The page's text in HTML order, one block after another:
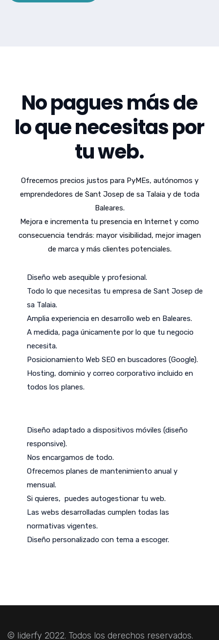
No pagues más de
lo que necesitas por
tu web.
Ofrecemos precios justos para PyMEs, autónomos y
emprendedores de Sant Josep de sa Talaia y de toda
Baleares.
Mejora e incrementa tu presencia en Internet y como
consecuencia tendrás: mayor visibilidad, mejor imagen
de marca y más clientes potenciales.
Diseño web asequible y profesional.
Todo lo que necesitas tu empresa de Sant Josep de
sa Talaia.
Amplia experiencia en desarrollo web en Baleares.
A medida, paga únicamente por lo que tu negocio
necesita.
Posicionamiento Web SEO en buscadores (Google).
Hosting, dominio y correo corporativo incluido en
todos los planes.
Diseño adaptado a dispositivos móviles (diseño
responsive).
Nos encargamos de todo.
Ofrecemos planes de mantenimiento anual y
mensual.
Si quieres, puedes autogestionar tu web.
Las webs desarrolladas cumplen todas las
normativas vigentes.
Diseño personalizado con tema a escoger.
© liderfy 2022. Todos los derechos reservados.